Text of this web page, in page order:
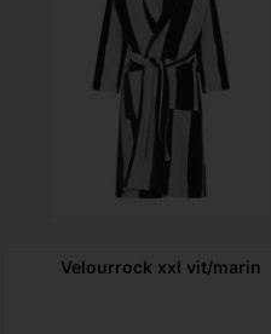
Velourrock xxl vit/marin